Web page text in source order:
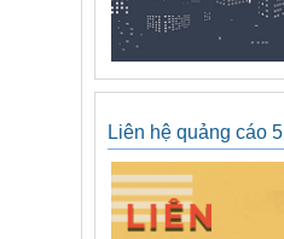
Liên hệ quảng cáo 5